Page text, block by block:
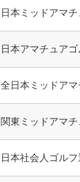
日本ミッドアマ
日本アマチュア
全日本ミッドア
関東ミッドアマ
日本社会人ゴル